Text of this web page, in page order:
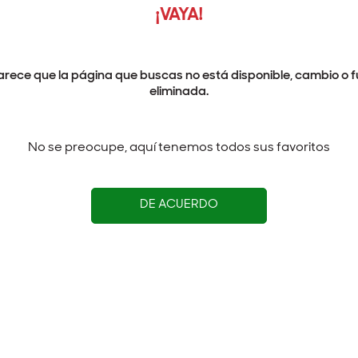
¡VAYA!
que la página que buscas no está disponible, cambio o
eliminada.
No se preocupe, aquí tenemos todos sus favoritos
DE ACUERDO